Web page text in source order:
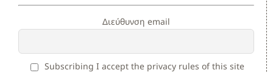
Διεύθυνση email
Subscribing I accept the privacy rules of this site